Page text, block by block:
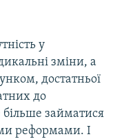
у
зміни, а
достатньої
до
більше займатися
реформами. І